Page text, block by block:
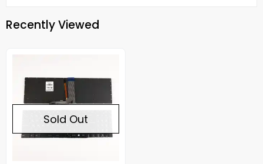
Recently Viewed
Sold Out